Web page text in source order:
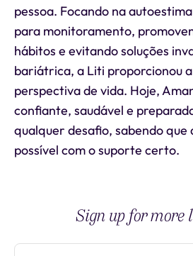
pessoa. Focando na
para monitoramento,
hábitos e evitando soluções
bariátrica, a Liti proporcionou
perspectiva de vida. Hoje,
confiante, saudável e
qualquer desafio, sabendo que
possível com o suporte certo.
Sign up for more